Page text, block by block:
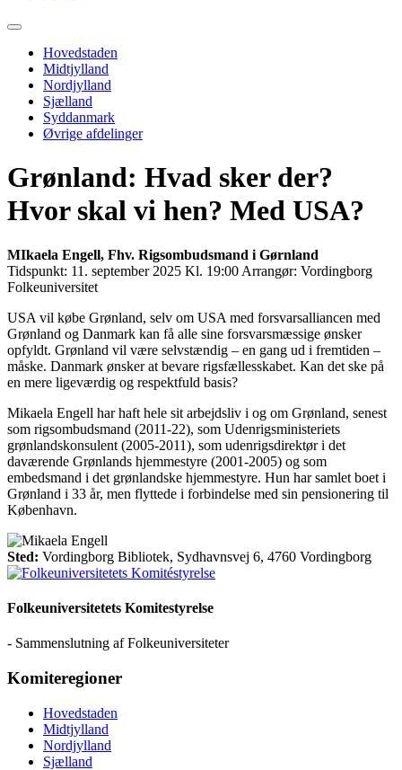
Primary
Hovedstaden
Midtjylland
Nordjylland
Sjælland
Syddanmark
Øvrige afdelinger
Grønland: Hvad sker der?
Hvor skal vi hen? Med USA?
MIkaela Engell, Fhv. Rigsombudsmand i Gørnland
Tidspunkt: 11. september 2025 Kl. 19:00 Arrangør: Vordingborg
Folkeuniversitet
USA vil købe Grønland, selv om USA med forsvarsalliancen med
Grønland og Danmark kan få alle sine forsvarsmæssige ønsker
opfyldt. Grønland vil være selvstændig – en gang ud i fremtiden –
måske. Danmark ønsker at bevare rigsfællesskabet. Kan det ske på
en mere ligeværdig og respektfuld basis?
Mikaela Engell har haft hele sit arbejdsliv i og om Grønland, senest
som rigsombudsmand (2011-22), som Udenrigsministeriets
grønlandskonsulent (2005-2011), som udenrigsdirektør i det
daværende Grønlands hjemmestyre (2001-2005) og som
embedsmand i det grønlandske hjemmestyre. Hun har samlet boet i
Grønland i 33 år, men flyttede i forbindelse med sin pensionering til
København.
Sted: Vordingborg Bibliotek, Sydhavnsvej 6, 4760 Vordingborg
Folkeuniversitetets Komitestyrelse
- Sammenslutning af Folkeuniversiteter
Komiteregioner
Hovedstaden
Midtjylland
Nordjylland
Sjælland